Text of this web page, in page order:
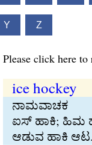
Y Z
Please click here
ice hockey
ನಾಮವಾಚಕ
ಐಸ್‍ ಹಾಕಿ; ಹಿಮ
ಆಡುವ ಹಾಕಿ ಆಟ.